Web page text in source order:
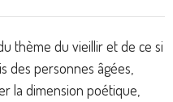
thème du vieillir et de ce si
des personnes âgées,
la dimension poétique,